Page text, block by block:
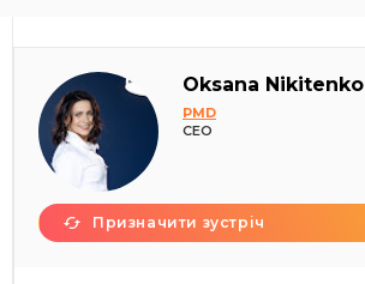
Oksana Nikitenko
PMD
CEO
Призначити зустріч